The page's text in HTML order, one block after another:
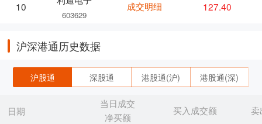
10
603629
成交明细 127.40
沪深港通历史数据
沪股通 深股通 港股通(沪) 港股通(深)
日期
当日成交
净买额
买入成交额 卖